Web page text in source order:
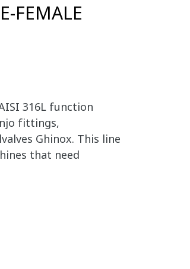
FEMALE
316L function
fittings,
Ghinox. This line
that need